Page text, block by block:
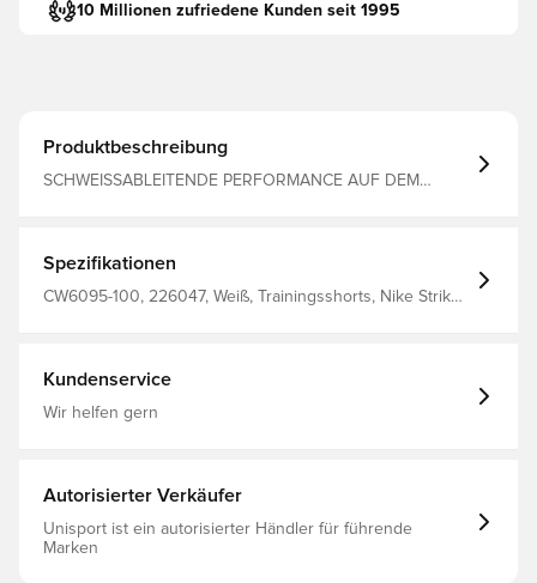
10 Millionen zufriedene Kunden seit 1995
Produktbeschreibung
SCHWEISSABLEITENDE PERFORMANCE AUF DEM
TragekomfortDie Nike Dri-FIT-Technologie leitet Schweiß
von der Haut ab, wodurch er schnell verdunstet, und
ermöglicht so trockenen Tragekomfort.Kühler
inspirierte Look wurde nach der Trainingsbekleidung
modelliert.ProduktinformationenStandardpassform für ein
Spezifikationen
CW6095-100, 226047, Weiß, Trainingsshorts, Nike Strike,
Kundenservice
Wir helfen gern
Autorisierter Verkäufer
Unisport ist ein autorisierter Händler für führende
Marken